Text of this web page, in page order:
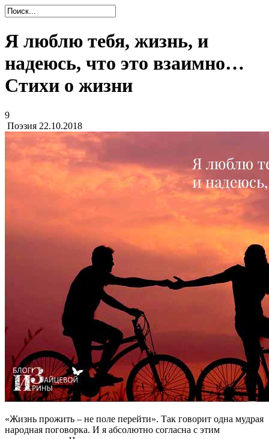
Я люблю тебя, жизнь, и
надеюсь, что это взаимно…
Стихи о жизни
9
Поэзия 22.10.2018
«Жизнь прожить – не поле перейти». Так говорит одна мудрая
народная поговорка. И я абсолютно согласна с этим